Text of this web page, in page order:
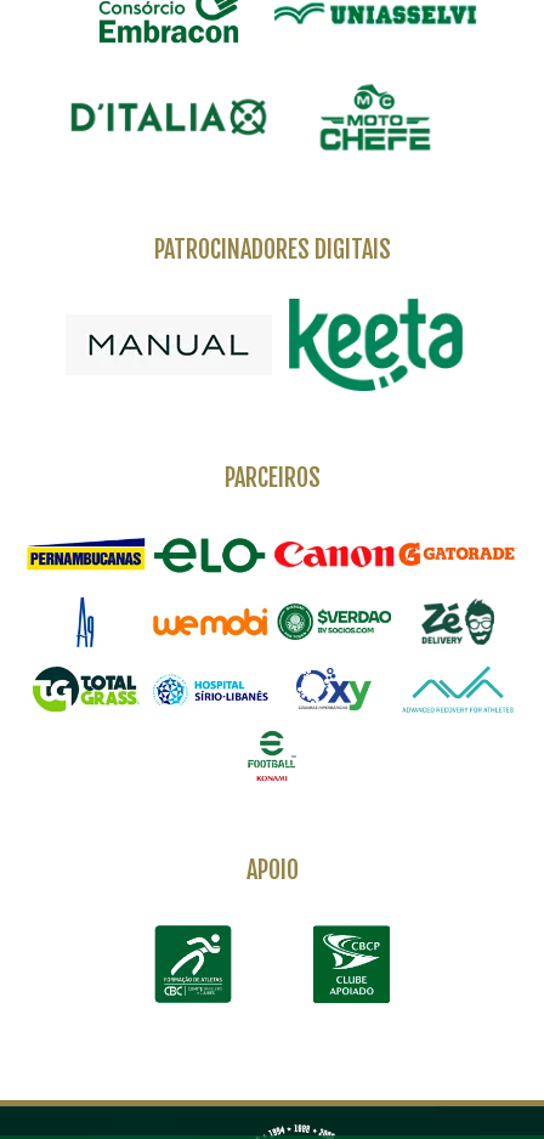
PATROCINADORES DIGITAIS
PARCEIROS
APOIO